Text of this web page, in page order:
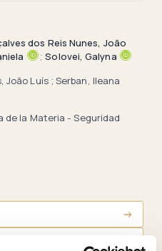
dos Reis Nunes, João
; Solovei, Galyna
João Luís ; Serban, Ileana
de la Materia - Seguridad